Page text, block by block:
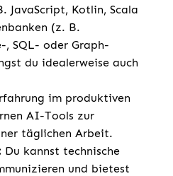
JavaScript, Kotlin, Scala
(z. B.
SQL- oder Graph-
du idealerweise auch
im produktiven
AI-Tools zur
täglichen Arbeit.
Du kannst technische
und bietest